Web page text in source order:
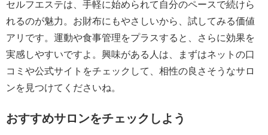
セルフエステは、手軽に始められて自分のペースで続けら
れるのが魅力。お財布にもやさしいから、試してみる価値
アリです。運動や食事管理をプラスすると、さらに効果を
実感しやすいですよ。興味がある人は、まずはネットの口
コミや公式サイトをチェックして、相性の良さそうなサロ
ンを見つけてくださいね。
おすすめサロンをチェックしよう